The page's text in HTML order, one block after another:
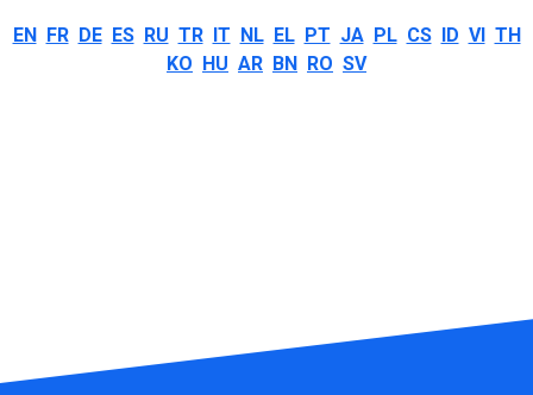
EN FR DE ES RU TR IT NL EL PT JA PL CS ID VI TH
KO HU AR BN RO SV